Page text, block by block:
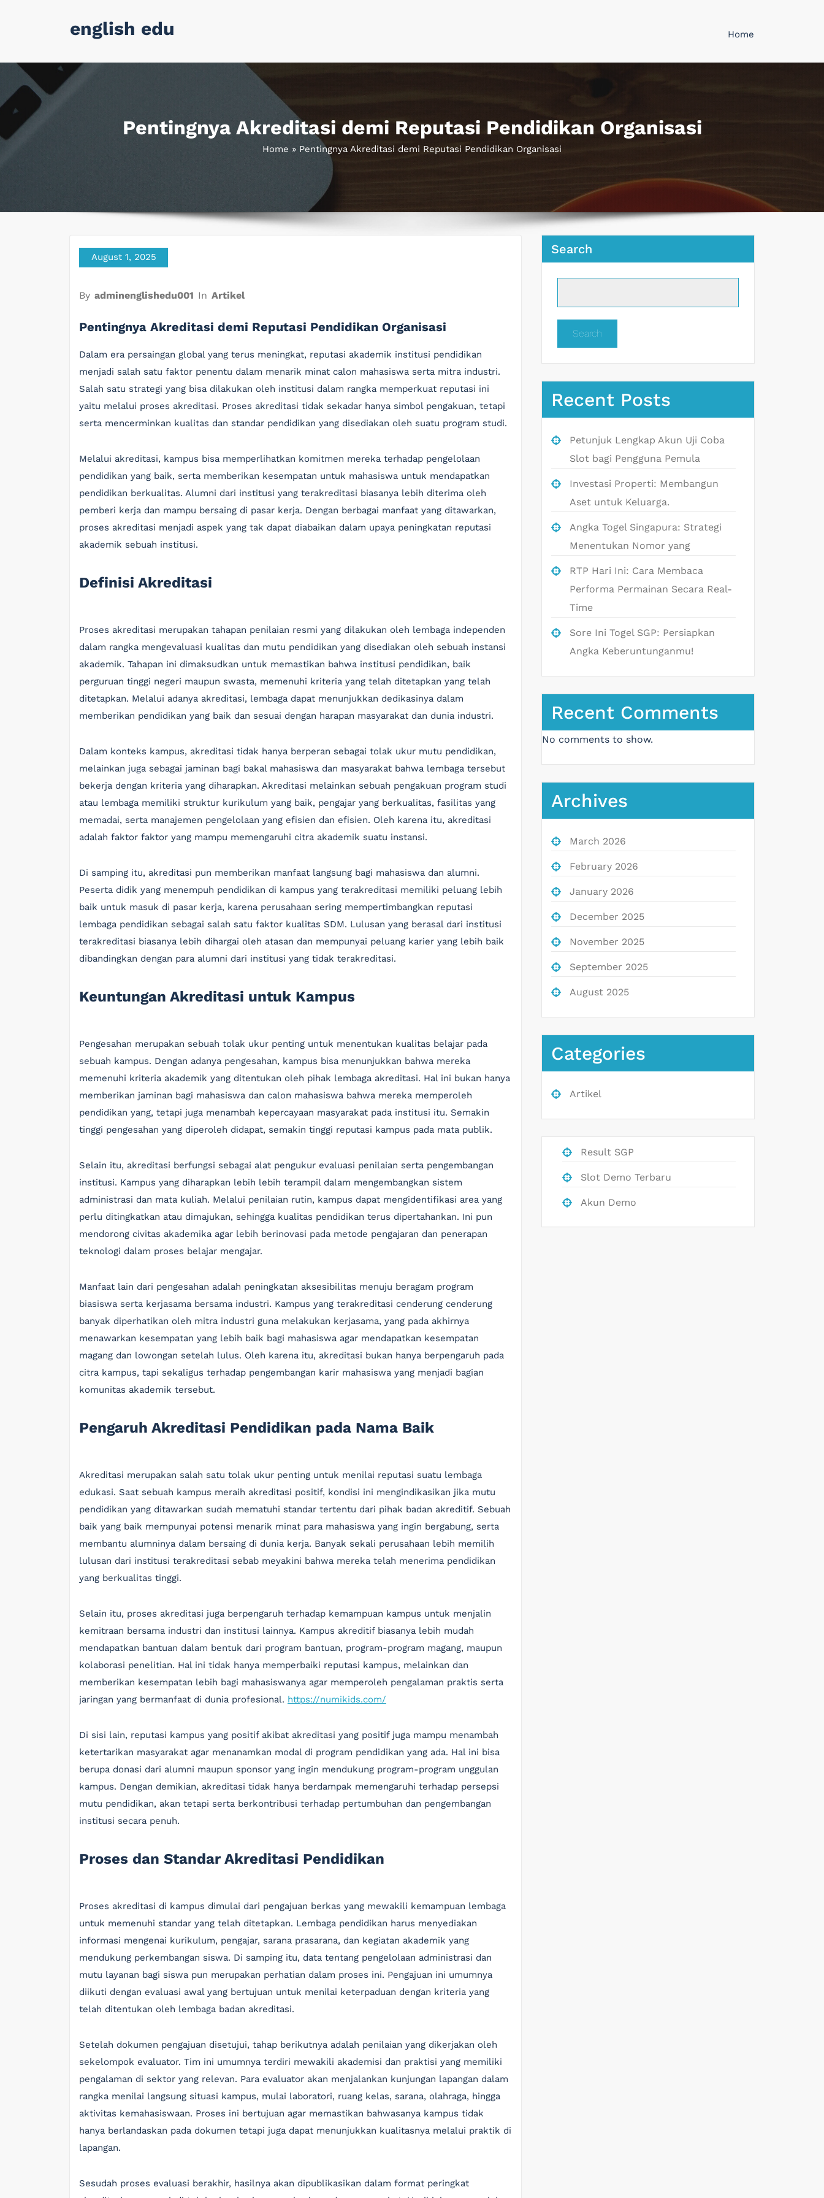
english edu Home
Pentingnya Akreditasi demi Reputasi Pendidikan Organisasi
Home » Pentingnya Akreditasi demi Reputasi Pendidikan Organisasi
August 1, 2025
By adminenglishedu001 In Artikel
Pentingnya Akreditasi demi Reputasi Pendidikan Organisasi
Dalam era persaingan global yang terus meningkat, reputasi akademik institusi pendidikan
menjadi salah satu faktor penentu dalam menarik minat calon mahasiswa serta mitra industri.
Salah satu strategi yang bisa dilakukan oleh institusi dalam rangka memperkuat reputasi ini
yaitu melalui proses akreditasi. Proses akreditasi tidak sekadar hanya simbol pengakuan, tetapi
serta mencerminkan kualitas dan standar pendidikan yang disediakan oleh suatu program studi.
Melalui akreditasi, kampus bisa memperlihatkan komitmen mereka terhadap pengelolaan
pendidikan yang baik, serta memberikan kesempatan untuk mahasiswa untuk mendapatkan
pendidikan berkualitas. Alumni dari institusi yang terakreditasi biasanya lebih diterima oleh
pemberi kerja dan mampu bersaing di pasar kerja. Dengan berbagai manfaat yang ditawarkan,
proses akreditasi menjadi aspek yang tak dapat diabaikan dalam upaya peningkatan reputasi
akademik sebuah institusi.
Definisi Akreditasi
Proses akreditasi merupakan tahapan penilaian resmi yang dilakukan oleh lembaga independen
dalam rangka mengevaluasi kualitas dan mutu pendidikan yang disediakan oleh sebuah instansi
akademik. Tahapan ini dimaksudkan untuk memastikan bahwa institusi pendidikan, baik
perguruan tinggi negeri maupun swasta, memenuhi kriteria yang telah ditetapkan yang telah
ditetapkan. Melalui adanya akreditasi, lembaga dapat menunjukkan dedikasinya dalam
memberikan pendidikan yang baik dan sesuai dengan harapan masyarakat dan dunia industri.
Dalam konteks kampus, akreditasi tidak hanya berperan sebagai tolak ukur mutu pendidikan,
melainkan juga sebagai jaminan bagi bakal mahasiswa dan masyarakat bahwa lembaga tersebut
bekerja dengan kriteria yang diharapkan. Akreditasi melainkan sebuah pengakuan program studi
atau lembaga memiliki struktur kurikulum yang baik, pengajar yang berkualitas, fasilitas yang
memadai, serta manajemen pengelolaan yang efisien dan efisien. Oleh karena itu, akreditasi
adalah faktor faktor yang mampu memengaruhi citra akademik suatu instansi.
Di samping itu, akreditasi pun memberikan manfaat langsung bagi mahasiswa dan alumni.
Peserta didik yang menempuh pendidikan di kampus yang terakreditasi memiliki peluang lebih
baik untuk masuk di pasar kerja, karena perusahaan sering mempertimbangkan reputasi
lembaga pendidikan sebagai salah satu faktor kualitas SDM. Lulusan yang berasal dari institusi
terakreditasi biasanya lebih dihargai oleh atasan dan mempunyai peluang karier yang lebih baik
dibandingkan dengan para alumni dari institusi yang tidak terakreditasi.
Keuntungan Akreditasi untuk Kampus
Pengesahan merupakan sebuah tolak ukur penting untuk menentukan kualitas belajar pada
sebuah kampus. Dengan adanya pengesahan, kampus bisa menunjukkan bahwa mereka
memenuhi kriteria akademik yang ditentukan oleh pihak lembaga akreditasi. Hal ini bukan hanya
memberikan jaminan bagi mahasiswa dan calon mahasiswa bahwa mereka memperoleh
pendidikan yang, tetapi juga menambah kepercayaan masyarakat pada institusi itu. Semakin
tinggi pengesahan yang diperoleh didapat, semakin tinggi reputasi kampus pada mata publik.
Selain itu, akreditasi berfungsi sebagai alat pengukur evaluasi penilaian serta pengembangan
institusi. Kampus yang diharapkan lebih lebih terampil dalam mengembangkan sistem
administrasi dan mata kuliah. Melalui penilaian rutin, kampus dapat mengidentifikasi area yang
perlu ditingkatkan atau dimajukan, sehingga kualitas pendidikan terus dipertahankan. Ini pun
mendorong civitas akademika agar lebih berinovasi pada metode pengajaran dan penerapan
teknologi dalam proses belajar mengajar.
Manfaat lain dari pengesahan adalah peningkatan aksesibilitas menuju beragam program
biasiswa serta kerjasama bersama industri. Kampus yang terakreditasi cenderung cenderung
banyak diperhatikan oleh mitra industri guna melakukan kerjasama, yang pada akhirnya
menawarkan kesempatan yang lebih baik bagi mahasiswa agar mendapatkan kesempatan
magang dan lowongan setelah lulus. Oleh karena itu, akreditasi bukan hanya berpengaruh pada
citra kampus, tapi sekaligus terhadap pengembangan karir mahasiswa yang menjadi bagian
komunitas akademik tersebut.
Pengaruh Akreditasi Pendidikan pada Nama Baik
Akreditasi merupakan salah satu tolak ukur penting untuk menilai reputasi suatu lembaga
edukasi. Saat sebuah kampus meraih akreditasi positif, kondisi ini mengindikasikan jika mutu
pendidikan yang ditawarkan sudah mematuhi standar tertentu dari pihak badan akreditif. Sebuah
baik yang baik mempunyai potensi menarik minat para mahasiswa yang ingin bergabung, serta
membantu alumninya dalam bersaing di dunia kerja. Banyak sekali perusahaan lebih memilih
lulusan dari institusi terakreditasi sebab meyakini bahwa mereka telah menerima pendidikan
yang berkualitas tinggi.
Selain itu, proses akreditasi juga berpengaruh terhadap kemampuan kampus untuk menjalin
kemitraan bersama industri dan institusi lainnya. Kampus akreditif biasanya lebih mudah
mendapatkan bantuan dalam bentuk dari program bantuan, program-program magang, maupun
kolaborasi penelitian. Hal ini tidak hanya memperbaiki reputasi kampus, melainkan dan
memberikan kesempatan lebih bagi mahasiswanya agar memperoleh pengalaman praktis serta
jaringan yang bermanfaat di dunia profesional. https://numikids.com/
Di sisi lain, reputasi kampus yang positif akibat akreditasi yang positif juga mampu menambah
ketertarikan masyarakat agar menanamkan modal di program pendidikan yang ada. Hal ini bisa
berupa donasi dari alumni maupun sponsor yang ingin mendukung program-program unggulan
kampus. Dengan demikian, akreditasi tidak hanya berdampak memengaruhi terhadap persepsi
mutu pendidikan, akan tetapi serta berkontribusi terhadap pertumbuhan dan pengembangan
institusi secara penuh.
Proses dan Standar Akreditasi Pendidikan
Proses akreditasi di kampus dimulai dari pengajuan berkas yang mewakili kemampuan lembaga
untuk memenuhi standar yang telah ditetapkan. Lembaga pendidikan harus menyediakan
informasi mengenai kurikulum, pengajar, sarana prasarana, dan kegiatan akademik yang
mendukung perkembangan siswa. Di samping itu, data tentang pengelolaan administrasi dan
mutu layanan bagi siswa pun merupakan perhatian dalam proses ini. Pengajuan ini umumnya
diikuti dengan evaluasi awal yang bertujuan untuk menilai keterpaduan dengan kriteria yang
telah ditentukan oleh lembaga badan akreditasi.
Setelah dokumen pengajuan disetujui, tahap berikutnya adalah penilaian yang dikerjakan oleh
sekelompok evaluator. Tim ini umumnya terdiri mewakili akademisi dan praktisi yang memiliki
pengalaman di sektor yang relevan. Para evaluator akan menjalankan kunjungan lapangan dalam
rangka menilai langsung situasi kampus, mulai laboratori, ruang kelas, sarana, olahraga, hingga
aktivitas kemahasiswaan. Proses ini bertujuan agar memastikan bahwasanya kampus tidak
hanya berlandaskan pada dokumen tetapi juga dapat menunjukkan kualitasnya melalui praktik di
lapangan.
Sesudah proses evaluasi berakhir, hasilnya akan dipublikasikan dalam format peringkat
Search
Search
Recent Posts
Petunjuk Lengkap Akun Uji Coba
Slot bagi Pengguna Pemula
Investasi Properti: Membangun
Aset untuk Keluarga.
Angka Togel Singapura: Strategi
Menentukan Nomor yang
RTP Hari Ini: Cara Membaca
Performa Permainan Secara Real-
Time
Sore Ini Togel SGP: Persiapkan
Angka Keberuntunganmu!
Recent Comments
No comments to show.
Archives
March 2026
February 2026
January 2026
December 2025
November 2025
September 2025
August 2025
Categories
Artikel
Result SGP
Slot Demo Terbaru
Akun Demo